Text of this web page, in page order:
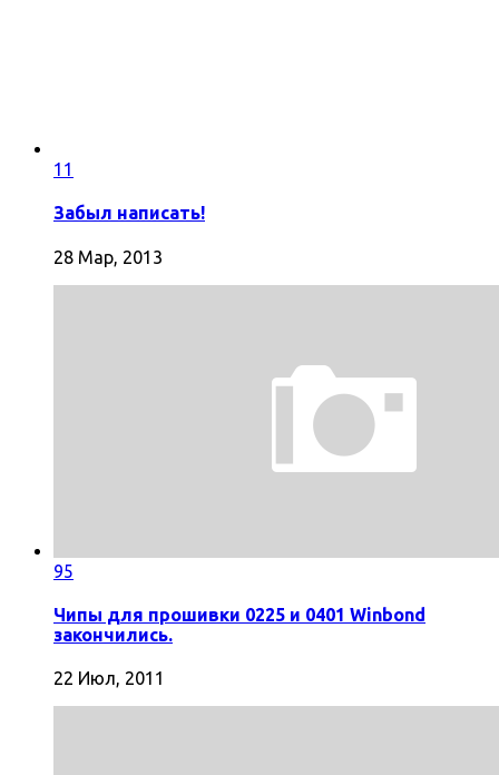
11
Забыл написать!
28 Мар, 2013
95
Чипы для прошивки 0225 и 0401 Winbond
закончились.
22 Июл, 2011